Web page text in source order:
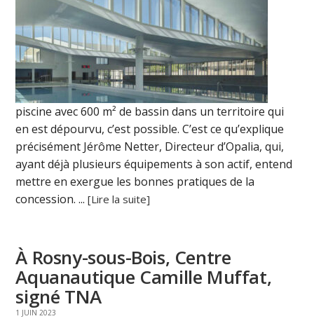
piscine avec 600 m² de bassin dans un territoire qui
en est dépourvu, c’est possible. C’est ce qu’explique
précisément Jérôme Netter, Directeur d’Opalia, qui,
ayant déjà plusieurs équipements à son actif, entend
mettre en exergue les bonnes pratiques de la
concession. ...[Lire la suite]
À Rosny-sous-Bois, Centre
Aquanautique Camille Muffat,
signé TNA
1 JUIN 2023